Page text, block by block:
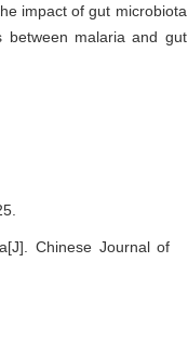
impact of gut microbiota
between malaria and gut
Chinese Journal of